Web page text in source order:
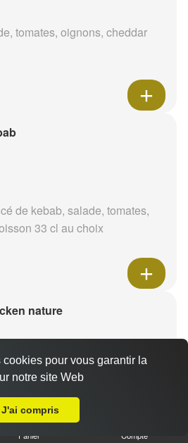
tomates, oignons, cheddar
de kebab, salade, tomates,
33 cl au choix
nature
de poulet, salade, tomates,
33 cl au choix
Panier Compte
pour vous garantir la
notre site Web
J'ai compris